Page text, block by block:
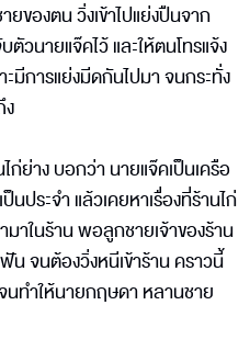
ของตน วิ่งเข้าไปแย่งปืนจาก
วนายแจ๊คไว้ และให้ตนโทรแจ้ง
มีการแย่งมีดกันไปมา จนกระทั่ง
ย่าง บอกว่า นายแจ๊คเป็นเครือ
ระจำ แล้วเคยหาเรื่องที่ร้านไก่
มาในร้าน พอลูกชายเจ้าของร้าน
จนต้องวิ่งหนีเข้าร้าน คราวนี้
นทำให้นายกฤษดา หลานชาย